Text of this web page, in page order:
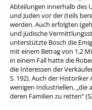
Abteilungen innerhalb des
und Juden vor der (teils
werden. Auch erfolgten
und jüdische
unterstützte Bosch die
mit einem Betrag von 1,2
in einem Fall hatte die
die Interessen der
S. 192). Auch der
wenigen Industriellen, „die
deren Familien zu retten“